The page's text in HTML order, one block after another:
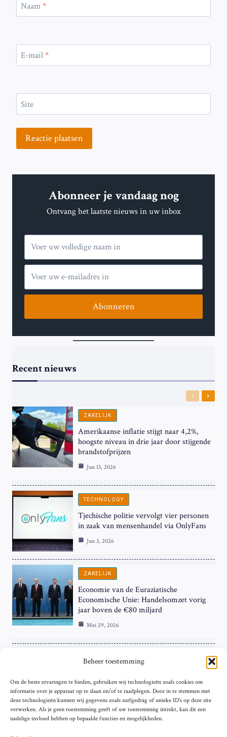
Beheer toestemming
Om de beste ervaringen te bieden, gebruiken wij technologieën zoals cookies om
informatie over je apparaat op te slaan en/of te raadplegen. Door in te stemmen met
deze technologieën kunnen wij gegevens zoals surfgedrag of unieke ID's op deze site
verwerken. Als je geen toestemming geeft of uw toestemming intrekt, kan dit een
nadelige invloed hebben op bepaalde functies en mogelijkheden.
Naam*
E-mail*
Site
Abonneer je vandaag nog
Ontvang het laatste nieuws in uw inbox
Abonneren
Recent nieuws
Previous
Next
ZAKELIJK
Amerikaanse inflatie stijgt naar 4,2%,
hoogste niveau in drie jaar door stijgende
brandstofprijzen
Jun 13, 2026
TECHNOLOGY
Tjechische politie vervolgt vier personen
in zaak van mensenhandel via OnlyFans
Jun 3, 2026
ZAKELIJK
Economie van de Euraziatische
Economische Unie: Handelsomzet vorig
jaar boven de €80 miljard
Mei 29, 2026
ZAKELIJK
Hardnekkige Inflatie bij de ‘Grote Vier’
van de Eurozone
Mei 29, 2026